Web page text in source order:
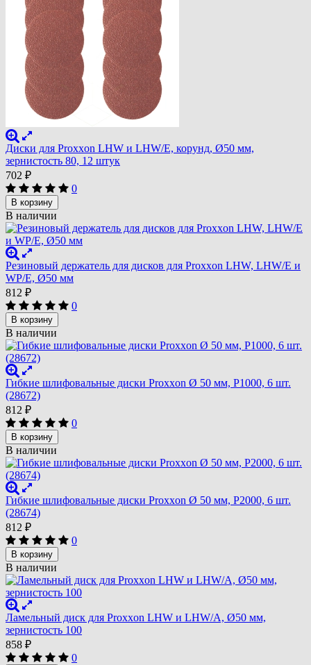
Диски для Proxxon LHW и LHW/E, корунд, Ø50 мм,
зернистость 80, 12 штук
702 ₽
0
В корзину
В наличии
Резиновый держатель для дисков для Proxxon LHW, LHW/E и
WP/E, Ø50 мм
812 ₽
0
В корзину
В наличии
Гибкие шлифовальные диски Proxxon Ø 50 мм, P1000, 6 шт.
(28672)
812 ₽
0
В корзину
В наличии
Гибкие шлифовальные диски Proxxon Ø 50 мм, P2000, 6 шт.
(28674)
812 ₽
0
В корзину
В наличии
Ламельный диск для Proxxon LHW и LHW/A, Ø50 мм,
зернистость 100
858 ₽
0